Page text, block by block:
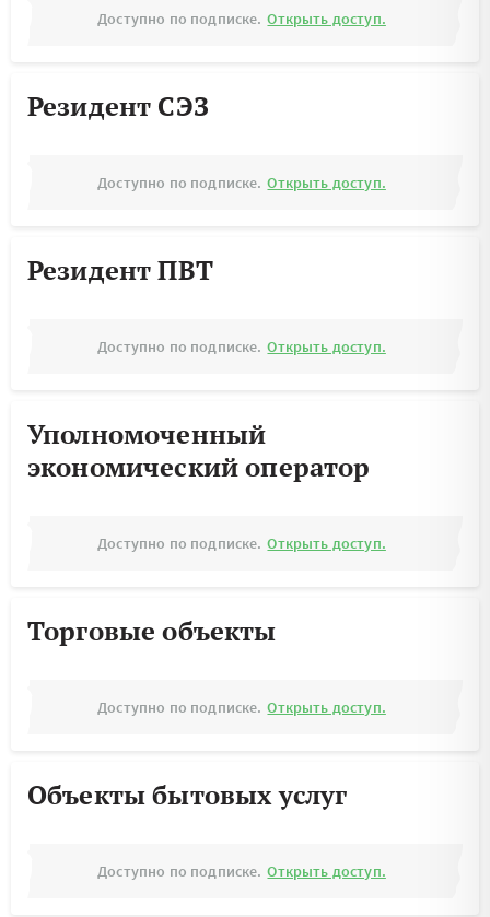
Доступно по подписке. Открыть доступ.
Резидент СЭЗ
Доступно по подписке. Открыть доступ.
Резидент ПВТ
Доступно по подписке. Открыть доступ.
Уполномоченный
экономический оператор
Доступно по подписке. Открыть доступ.
Торговые объекты
Доступно по подписке. Открыть доступ.
Объекты бытовых услуг
Доступно по подписке. Открыть доступ.